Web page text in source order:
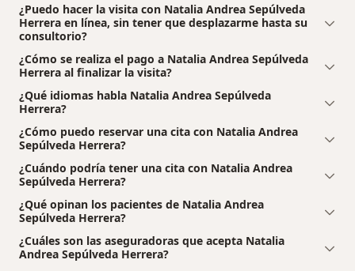
¿Puedo hacer la visita con Natalia Andrea Sepúlveda
Herrera en línea, sin tener que desplazarme hasta su
consultorio?
¿Cómo se realiza el pago a Natalia Andrea Sepúlveda
Herrera al finalizar la visita?
¿Qué idiomas habla Natalia Andrea Sepúlveda
Herrera?
¿Cómo puedo reservar una cita con Natalia Andrea
Sepúlveda Herrera?
¿Cuándo podría tener una cita con Natalia Andrea
Sepúlveda Herrera?
¿Qué opinan los pacientes de Natalia Andrea
Sepúlveda Herrera?
¿Cuáles son las aseguradoras que acepta Natalia
Andrea Sepúlveda Herrera?